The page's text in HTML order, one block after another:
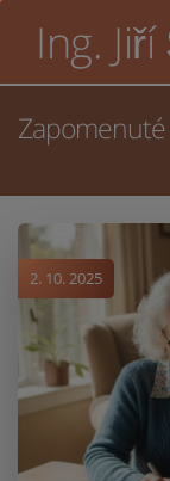
Ing.
Zapomenuté
2. 10. 2025